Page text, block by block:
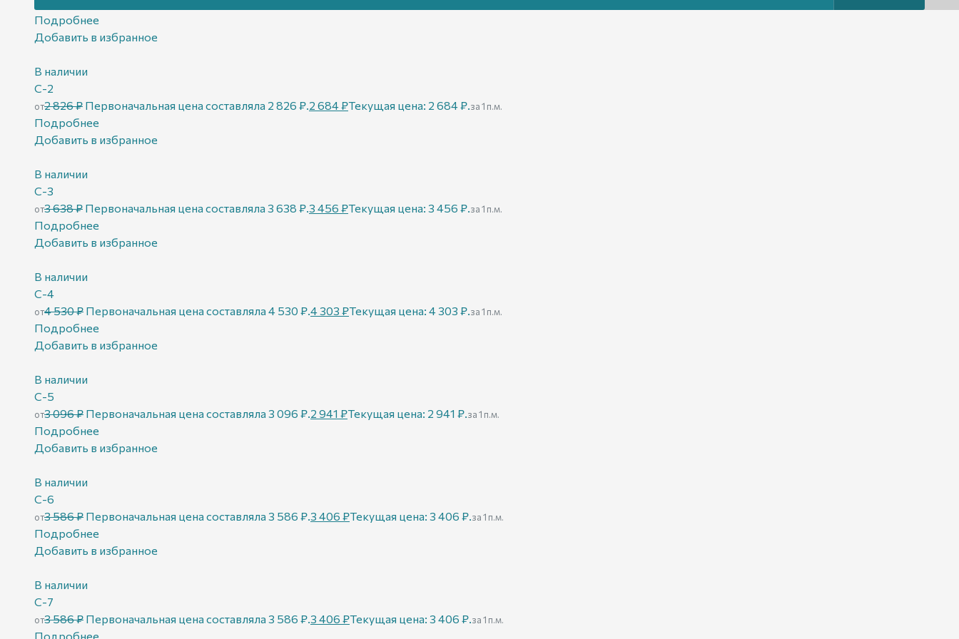
Подробнее
Добавить в избранное
В наличии
С-2
от2 826₽ Первоначальная цена составляла 2 826 ₽.2 684₽Текущая цена: 2 684 ₽.за 1 п.м.
Подробнее
Добавить в избранное
В наличии
С-3
от3 638₽ Первоначальная цена составляла 3 638 ₽.3 456 ₽Текущая цена: 3 456 ₽.за 1 п.м.
Подробнее
Добавить в избранное
В наличии
С-4
от4 530₽ Первоначальная цена составляла 4 530 ₽.4 303 ₽Текущая цена: 4 303 ₽.за 1 п.м.
Подробнее
Добавить в избранное
В наличии
С-5
от3 096₽ Первоначальная цена составляла 3 096 ₽.2 941 ₽Текущая цена: 2 941 ₽.за 1 п.м.
Подробнее
Добавить в избранное
В наличии
С-6
от3 586₽ Первоначальная цена составляла 3 586 ₽.3 406 ₽Текущая цена: 3 406 ₽.за 1 п.м.
Подробнее
Добавить в избранное
В наличии
С-7
от3 586₽ Первоначальная цена составляла 3 586 ₽.3 406 ₽Текущая цена: 3 406 ₽.за 1 п.м.
Подробнее